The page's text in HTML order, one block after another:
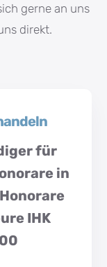
gerne an uns
direkt.
für
in
IHK